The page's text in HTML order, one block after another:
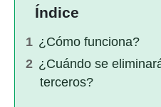
Índice
¿Cómo funciona?
¿Cuándo se
terceros?